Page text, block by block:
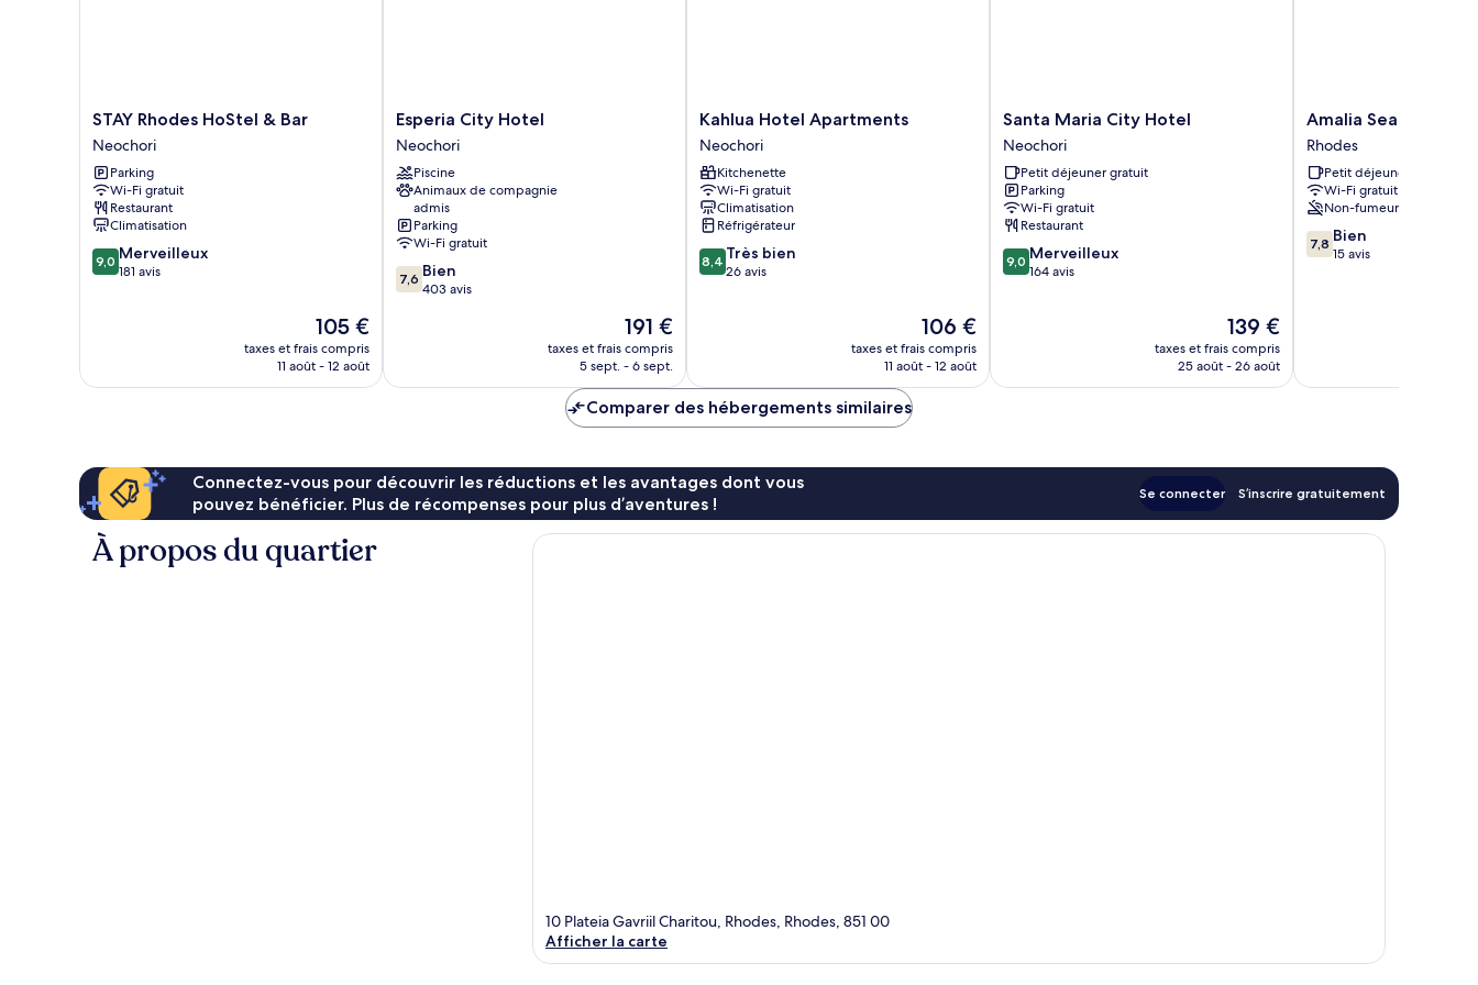
STAY
Rhodes
HoStel
&
Bar
Neochori
STAY Rhodes HoStel & Bar
Neochori
Parking
Wi-Fi gratuit
Restaurant
Climatisation
9.0
sur
9,0 Merveilleux
181 avis
Le
nouveau
prix
105 €
taxes et frais compris
11 août - 12 août
Esperia
City
Hotel
Neochori
Esperia City Hotel
Neochori
Piscine
Animaux de compagnie
admis
Parking
Wi-Fi gratuit
7.6
sur
7,6 Bien
403 avis
Le
nouveau
prix
de
191 €
191 €
taxes et frais compris
5 sept. - 6 sept.
Kahlua
Hotel
Apartments
Neochori
Kahlua Hotel Apartments
Neochori
Kitchenette
Wi-Fi gratuit
Climatisation
Réfrigérateur
8.4
sur
8,4 Très bien
26 avis
Le
nouveau
prix
106 €
taxes et frais compris
11 août - 12 août
Santa
Maria
City
Hotel
Neochori
Santa Maria City Hotel
Neochori
Petit déjeuner gratuit
Parking
Wi-Fi gratuit
Restaurant
9.0
sur
9,0 Merveilleux
164 avis
Le
nouveau
prix
139 €
taxes et frais compris
25 août - 26 août
Amalia
Sea
Hotel
Rhodes
Amalia Sea Hotel
Rhodes
Petit déjeuner gratuit
Wi-Fi gratuit
Non-fumeurs
7.8
sur
7,8 Bien
15 avis
Comparer des hébergements similaires
Connectez-vous pour découvrir les réductions et les avantages dont vous
pouvez bénéficier. Plus de récompenses pour plus d’aventures !
Se connecter S’inscrire gratuitement
À propos du quartier
10 Plateia Gavriil Charitou, Rhodes, Rhodes, 851 00
Afficher la carte